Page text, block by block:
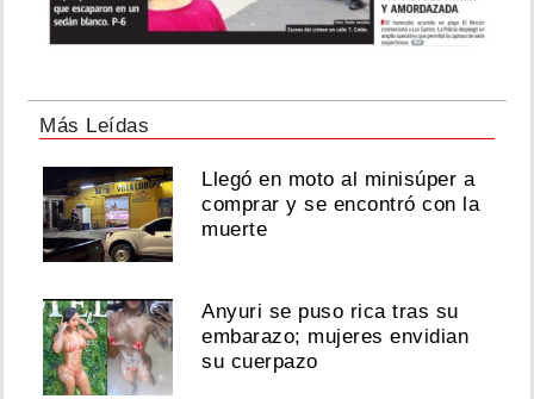
por
seguir
vida
Agosto
02,
2026
¡Jodieron
la
fiesta!
Suspenden
baile
Más Leídas
Llegó en moto al minisúper a
comprar y se encontró con la
muerte
Anyuri se puso rica tras su
embarazo; mujeres envidian
su cuerpazo